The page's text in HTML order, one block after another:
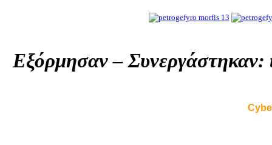
Εξόρμησαν – Συνεργάστηκαν: